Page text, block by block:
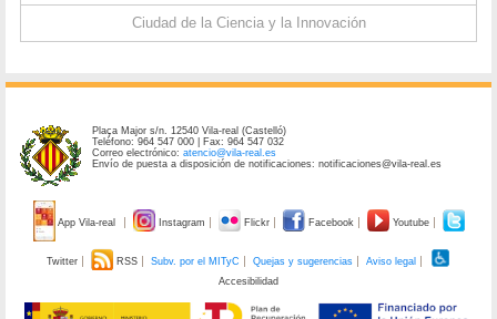
Ciudad de la Ciencia y la Innovación
Plaça Major s/n. 12540 Vila-real (Castelló)
Teléfono: 964 547 000 | Fax: 964 547 032
Correo electrónico:atencio@vila-real.es
Envío de puesta a disposición de notificaciones: notificaciones@vila-real.es
App Vila-real Instagram Flickr Facebook Youtube
Twitter RSS Subv. por el MITyC Quejas y sugerencias
Aviso legal
Accesibilidad